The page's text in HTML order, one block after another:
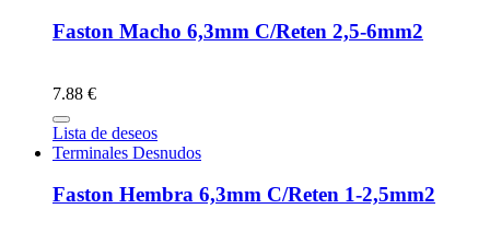
Faston Macho 6,3mm C/Reten 2,5-6mm2
7.88 €
Lista de deseos
Terminales Desnudos
Faston Hembra 6,3mm C/Reten 1-2,5mm2